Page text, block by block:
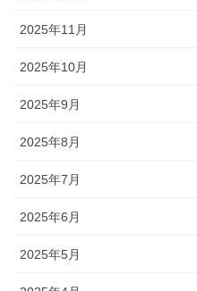
2025年11月
2025年10月
2025年9月
2025年8月
2025年7月
2025年6月
2025年5月